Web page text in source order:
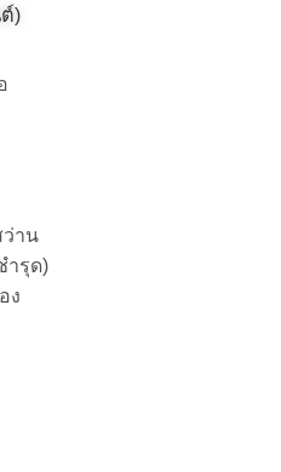
)
ว่าน
ำรุด)
ง